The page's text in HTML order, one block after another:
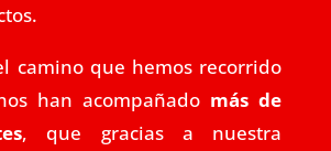
camino que hemos recorrido
han acompañado más de
, que gracias a nuestra